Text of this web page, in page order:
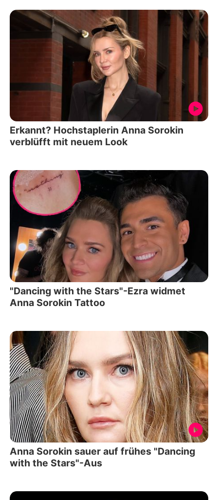
Erkannt? Hochstaplerin Anna Sorokin
verblüfft mit neuem Look
"Dancing with the Stars"-Ezra widmet
Anna Sorokin Tattoo
Anna Sorokin sauer auf frühes "Dancing
with the Stars"-Aus